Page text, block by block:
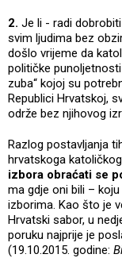
2. Je li - radi
svim ljudima bez
došlo vrijeme da
političke
zuba“ kojoj su
Republici Hrvatskoj,
održe bez njihovog
Razlog postavljanja
hrvatskoga
izbora obraćati se
ma gdje oni bili –
izborima. Kao što je
Hrvatski sabor, u
poruku najprije je
(19.10.2015. godine: